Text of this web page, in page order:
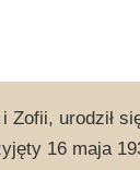
urodził
16 maja